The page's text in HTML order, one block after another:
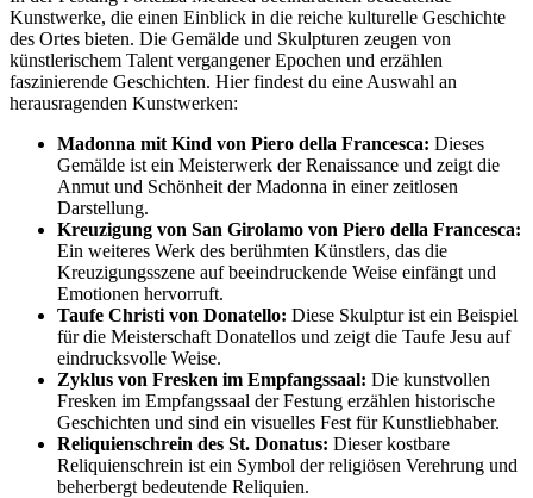
Kunstwerke, die einen Einblick in die reiche kulturelle Geschichte
des Ortes bieten. Die Gemälde und Skulpturen zeugen von
künstlerischem Talent vergangener Epochen und erzählen
faszinierende Geschichten. Hier findest du eine Auswahl an
herausragenden Kunstwerken:
Madonna mit Kind von Piero della Francesca: Dieses
Gemälde ist ein Meisterwerk der Renaissance und zeigt die
Anmut und Schönheit der Madonna in einer zeitlosen
Darstellung.
Kreuzigung von San Girolamo von Piero della Francesca:
Ein weiteres Werk des berühmten Künstlers, das die
Kreuzigungsszene auf beeindruckende Weise einfängt und
Emotionen hervorruft.
Taufe Christi von Donatello: Diese Skulptur ist ein Beispiel
für die Meisterschaft Donatellos und zeigt die Taufe Jesu auf
eindrucksvolle Weise.
Zyklus von Fresken im Empfangssaal: Die kunstvollen
Fresken im Empfangssaal der Festung erzählen historische
Geschichten und sind ein visuelles Fest für Kunstliebhaber.
Reliquienschrein des St. Donatus: Dieser kostbare
Reliquienschrein ist ein Symbol der religiösen Verehrung und
beherbergt bedeutende Reliquien.